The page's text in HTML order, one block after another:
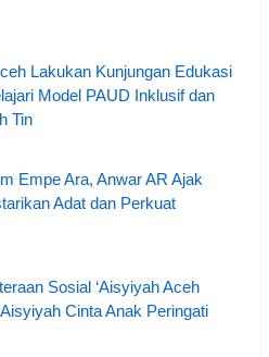
Lakukan Kunjungan Edukasi
Model PAUD Inklusif dan
Tin
Empe Ara, Anwar AR Ajak
Adat dan Perkuat
Sosial ‘Aisyiyah Aceh
Cinta Anak Peringati